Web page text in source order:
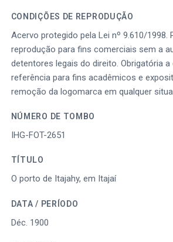
CONDIÇÕES DE REPRODUÇÃO
Acervo protegido pela Lei nº 9.610/1998.
reprodução para fins comerciais sem a
detentores legais do direito. Obrigatória
referência para fins acadêmicos e
remoção da logomarca em qualquer
NÚMERO DE TOMBO
IHG-FOT-2651
TÍTULO
O porto de Itajahy, em Itajaí
DATA / PERÍODO
Déc. 1900